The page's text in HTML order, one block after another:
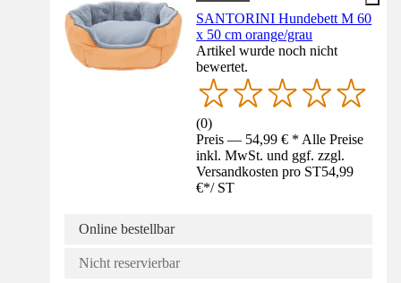
SANTORINI Hundebett M 60
x 50 cm orange/grau
Artikel wurde noch nicht
bewertet.
(0)
Preis — 54,99 € * Alle Preise
inkl. MwSt. und ggf. zzgl.
Versandkosten pro ST54,99
€*/ ST
Online bestellbar
Nicht reservierbar